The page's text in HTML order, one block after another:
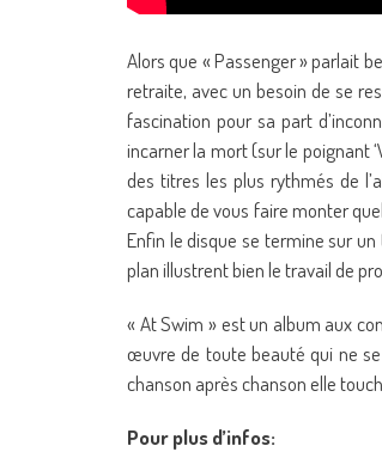
Alors que « Passenger » parlait
retraite, avec un besoin de se
fascination pour sa part
incarner la mort (sur le poignant
des titres les plus rythmés de
capable de vous faire monter
Enfin le disque se termine sur
plan illustrent bien le travail de
« At Swim » est un album aux
œuvre de toute beauté qui ne
chanson après chanson elle
Pour plus d’infos: